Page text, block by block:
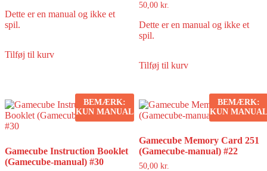
Dette er en manual og ikke et
spil.
Tilføj til kurv
50,00 kr.
Dette er en manual og ikke et
spil.
Tilføj til kurv
BEMÆRK:
KUN MANUAL
Gamecube Instruction Booklet
(Gamecube-manual) #30
BEMÆRK:
KUN MANUAL
Gamecube Memory Card 251
(Gamecube-manual) #22
50,00 kr.